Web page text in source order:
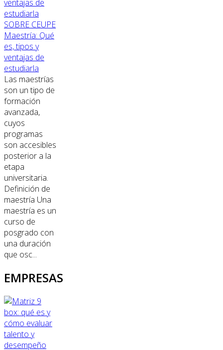
SOBRE CEUPE
Maestría: Qué
es, tipos y
ventajas de
estudiarla
Las maestrías
son un tipo de
formación
avanzada,
cuyos
programas
son accesibles
posterior a la
etapa
universitaria.
Definición de
maestría Una
maestría es un
curso de
posgrado con
una duración
que osc...
EMPRESAS